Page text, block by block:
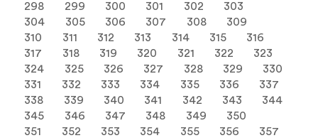
298
299 300 301 302
303
304
305 306 307 308
309
310
311 312 313 314 315
316
317
318 319 320 321 322
323
324
325 326 327 328 329
330
331
332 333 334 335 336
337
338
339 340 341 342 343
344
345
346 347 348 349
350
351
352 353 354 355 356
357